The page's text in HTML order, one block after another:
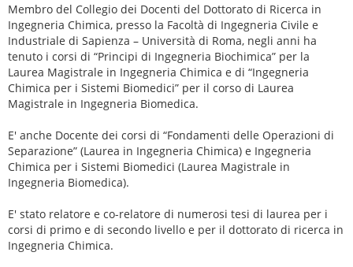
Membro del Collegio dei Docenti del Dottorato di Ricerca in
Ingegneria Chimica, presso la Facoltà di Ingegneria Civile e
Industriale di Sapienza – Università di Roma, negli anni ha
tenuto i corsi di “Principi di Ingegneria Biochimica” per la
Laurea Magistrale in Ingegneria Chimica e di “Ingegneria
Chimica per i Sistemi Biomedici” per il corso di Laurea
Magistrale in Ingegneria Biomedica.
E' anche Docente dei corsi di “Fondamenti delle Operazioni di
Separazione” (Laurea in Ingegneria Chimica) e Ingegneria
Chimica per i Sistemi Biomedici (Laurea Magistrale in
Ingegneria Biomedica).
E' stato relatore e co-relatore di numerosi tesi di laurea per i
corsi di primo e di secondo livello e per il dottorato di ricerca in
Ingegneria Chimica.